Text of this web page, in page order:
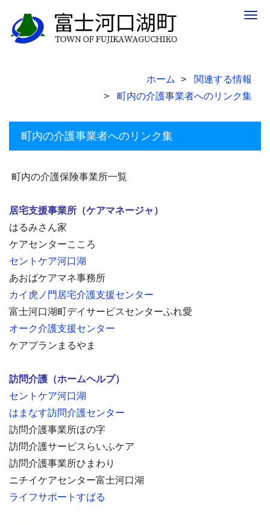
ホーム
関連する情報
町内の介護事業者へのリンク集
町内の介護事業者へのリンク集
町内の介護保険事業所一覧
居宅支援事業所（ケアマネージャ）
はるみさん家
ケアセンターこころ
セントケア河口湖
あおばケアマネ事務所
カイ虎ノ門居宅介護支援センター
富士河口湖町デイサービスセンターふれ愛
オーク介護支援センター
ケアプランまるやま
訪問介護（ホームヘルプ）
セントケア河口湖
はまなす訪問介護センター
訪問介護事業所ほの字
訪問介護サービスらいふケア
訪問介護事業所ひまわり
ニチイケアセンター富士河口湖
ライフサポートすばる